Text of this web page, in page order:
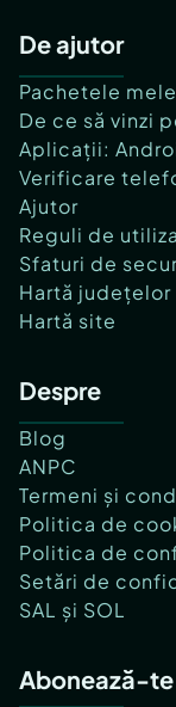
De ajutor
Pachetele mele
De ce să vinzi
Aplicații:
Verificare
Ajutor
Reguli de
Sfaturi de
Hartă județelor
Hartă site
Despre
Blog
ANPC
Termeni și
Politica de
Politica de
Setări de
SAL și SOL
Abonează-